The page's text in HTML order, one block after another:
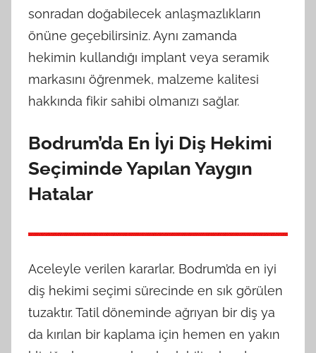
sonradan doğabilecek anlaşmazlıkların
önüne geçebilirsiniz. Aynı zamanda
hekimin kullandığı implant veya seramik
markasını öğrenmek, malzeme kalitesi
hakkında fikir sahibi olmanızı sağlar.
Bodrum’da En İyi Diş Hekimi
Seçiminde Yapılan Yaygın
Hatalar
Aceleyle verilen kararlar, Bodrum’da en iyi
diş hekimi seçimi sürecinde en sık görülen
tuzaktır. Tatil döneminde ağrıyan bir diş ya
da kırılan bir kaplama için hemen en yakın